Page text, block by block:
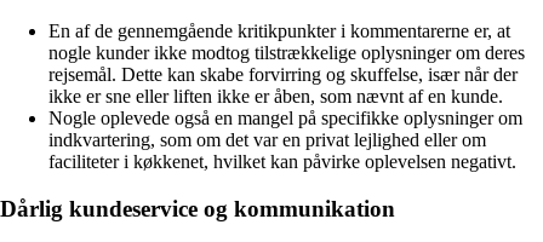
En af de gennemgående kritikpunkter i kommentarerne er, at
nogle kunder ikke modtog tilstrækkelige oplysninger om deres
rejsemål. Dette kan skabe forvirring og skuffelse, især når der
ikke er sne eller liften ikke er åben, som nævnt af en kunde.
Nogle oplevede også en mangel på specifikke oplysninger om
indkvartering, som om det var en privat lejlighed eller om
faciliteter i køkkenet, hvilket kan påvirke oplevelsen negativt.
Dårlig kundeservice og kommunikation